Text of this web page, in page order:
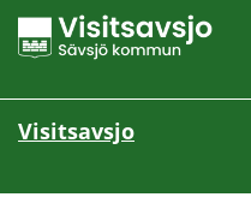
Visitsavsjo